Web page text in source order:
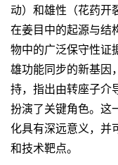
动）和雄性（花药开
在姜目中的起源与结
物中的广泛保守性证
雄功能同步的新基因
持，指出由转座子介
扮演了关键角色。这
化具有深远意义，并
和技术靶点。